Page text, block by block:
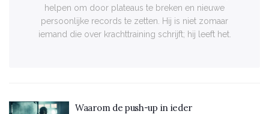
helpen om door plateaus te breken en nieuwe
persoonlijke records te zetten. Hij is niet zomaar
iemand die over krachttraining schrijft; hij leeft het.
Waarom de push-up in ieder